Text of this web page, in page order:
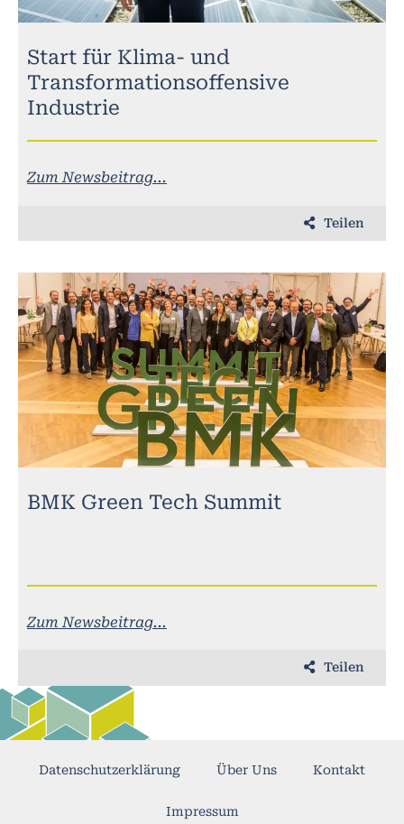
Start für Klima- und
Transformationsoffensive
Industrie
Zum Newsbeitrag...
Teilen
BMK Green Tech Summit
Zum Newsbeitrag...
Teilen
Datenschutzerklärung Über Uns Kontakt
Impressum